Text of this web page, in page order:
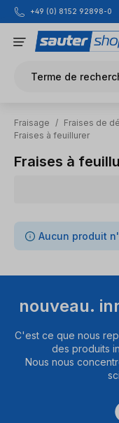
Passer au contenu
+49 (0) 8152 92898-0
Terme de
Fraisage / Fraises de
Fraises à feuillurer
Fraises à
0 articles trouvés
Aucun produit
nouveau.
C'est ce que nous
des produits
Nous nous